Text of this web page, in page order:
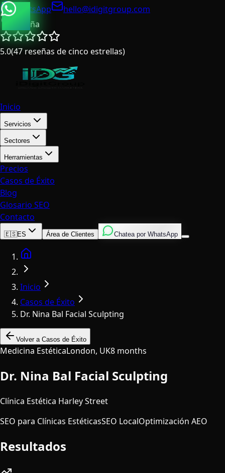
WhatsApp
hello@idigitgroup.com
España
5.0(47 reseñas de cinco estrellas)
Inicio
Servicios
Sectores
Herramientas
Precios
Casos de Éxito
Blog
Glosario SEO
Contacto
Inglés
ItalianoEspañol
🇪🇸ES Área de Clientes Chatea por WhatsApp
Inicio
Casos de Éxito
Dr. Nina Bal Facial Sculpting
Volver a Casos de Éxito
Medicina EstéticaLondon, UK8 months
Dr. Nina Bal Facial Sculpting
Clínica Estética Harley Street
SEO para Clínicas EstéticasSEO LocalOptimización AEO
Resultados